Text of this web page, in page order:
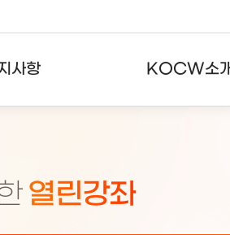
사항
계현황
KOCW소
열린강좌